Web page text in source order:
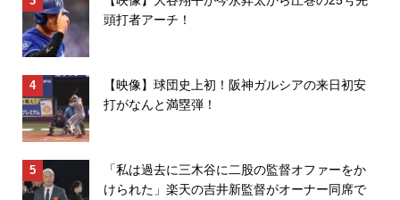
頭打者アーチ！
【映像】球団史上初！阪神ガルシアの来日初安
打がなんと満塁弾！
「私は過去に三木谷に二股の監督オファーをか
けられた」楽天の吉井新監督がオーナー同席で